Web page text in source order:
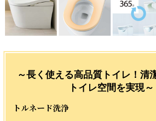
～長く使える高品質トイレ！清
トイレ空間を実現～
トルネード洗浄